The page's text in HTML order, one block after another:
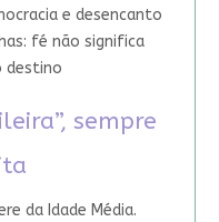
e desencanto
fé não significa
destino
sempre
da Idade Média.